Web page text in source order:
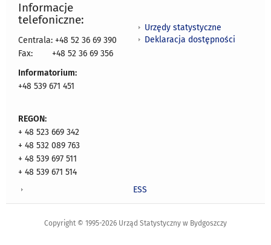
Informacje
telefoniczne:
Centrala: +48 52 36 69 390
Fax:
+48 52 36 69 356
Informatorium:
+48 539 671 451
REGON:
+ 48 523 669 342
+ 48 532 089 763
+ 48 539 697 511
+ 48 539 671 514
Urzędy statystyczne
Deklaracja dostępności
ESS
Copyright © 1995-2026 Urząd Statystyczny w Bydgoszczy